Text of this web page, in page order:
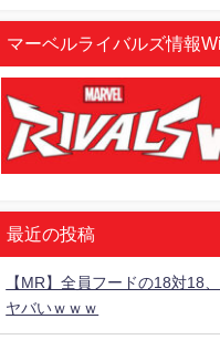
マーベルライバルズ情報
最近の投稿
【MR】全員フードの18対18
ヤバいｗｗｗ